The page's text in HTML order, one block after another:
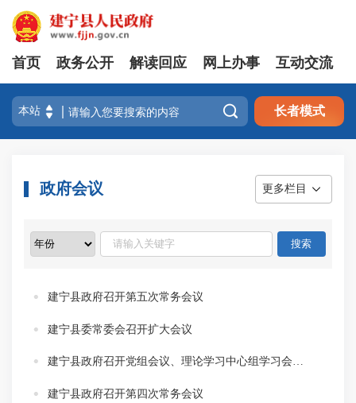
首页 政务公开 解读回应 网上办事 互动交流
 长者模式
政府会议 更多栏目
建宁县政府召开第五次常务会议
建宁县委常委会召开扩大会议
建宁县政府召开党组会议、理论学习中心组学习会暨树立和践行正确政绩观学习教育专题研讨会议
建宁县政府召开第四次常务会议